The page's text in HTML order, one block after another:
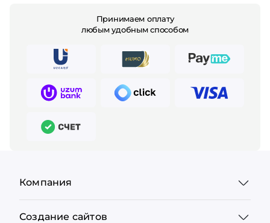
Принимаем оплату
любым удобным способом
Компания
Создание сайтов